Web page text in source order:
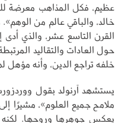
عظيم، فكل المذاهب معرضة
خالد، والباقي عالم من
القرن التاسع عشر، والذي
حول العادات والتقاليد
خلفه تراجع الدين، وأنه مؤهل
يستشهد آرنولد بقول
ملامح جميع العلوم»، مشيرًا
يعكس جوهرها وروحها. لكنه